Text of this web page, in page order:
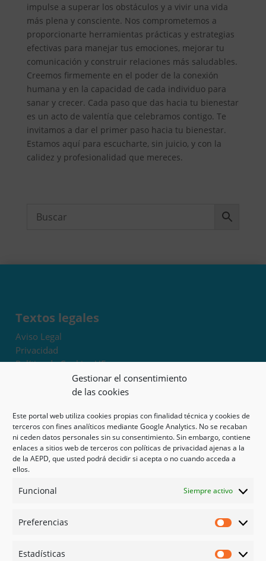
Gestionar el consentimiento
de las cookies
Este portal web utiliza cookies propias con finalidad técnica y cookies de
terceros con fines analíticos mediante Google Analytics. No se recaban
ni ceden datos personales sin su consentimiento. Sin embargo, contiene
enlaces a sitios web de terceros con políticas de privacidad ajenas a la
de la AEPD, que usted podrá decidir si acepta o no cuando acceda a
ellos.
Funcional Siempre activo
Preferencias
Estadísticas
impulse a superar los obstáculos y a vivir una vida
más plena y consciente. Nos comprometemos a
proporcionarte herramientas prácticas y estrategias
efectivas para manejar tus emociones, mejorar tu
comunicación y construir relaciones más saludables.
Creemos firmemente en el poder de la conexión
humana y en la capacidad de cada individuo para
sanar y crecer. Cada paso que das hacia tu bienestar
es un acto de valentía que celebramos contigo. Te
invitamos a dar el primer paso hacia tu bienestar.
Estamos aquí para escucharte, sin juicio, y con la
calidez y profesionalidad que mereces.
Textos legales
Aviso Legal
Privacidad
Política de Cookies UE
Términos y condiciones
Exoneración de responsabilidad
Mapa del sitio
Mi cuenta
Tienda
Psicología en Murcia
Guías
Redes sociales
Instagram